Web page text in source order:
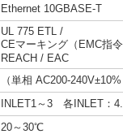
Ethernet 10GBASE-T
UL 775 ETL /
CEマーキング（EMC指
REACH / EAC
（単相 AC200-
INLET1～3 各INLET：
20～30℃